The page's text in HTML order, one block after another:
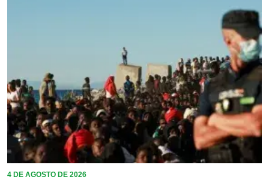
4 DE AGOSTO DE 2026